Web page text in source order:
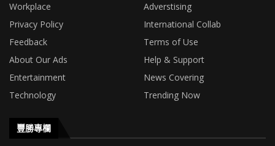
Workplace
Adverstising
Privacy Policy
International Collab
Feedback
Terms of Use
About Our Ads
Help & Support
Entertainment
News Covering
Technology
Trending Now
豐勝專欄